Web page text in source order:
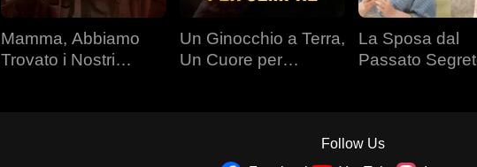
Mamma, Abbiamo
Trovato i Nostri
Un Ginocchio a Terra,
Un Cuore per
La Sposa dal
Passato
Follow Us